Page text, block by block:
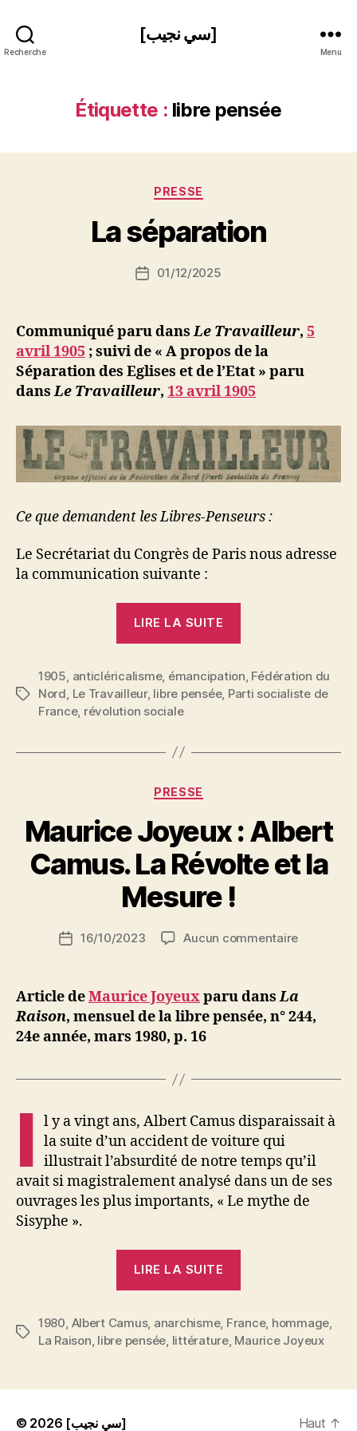
Recherche
[سي نجيب]
Menu
Étiquette : libre pensée
Catégories
PRESSE
La séparation
Auteur
de
S
N
ji
Date01/12/2025
Communiqué paru dansLe Travailleur, 5
avril 1905 ; suivi de « A propos de la
Séparation des Eglises et de l’Etat » paru
dansLe Travailleur, 13 avril 1905
Ce que demandent les Libres-Penseurs :
Le Secrétariat du Congrès de Paris nous adresse
la communication suivante :
LIRE LA SUITE
Étiquettes
1905 anticléricalisme, émancipation Fédération du
Nord Le Travailleur, libre pensée, Parti socialiste de
France, révolution sociale
Catégories
PRESSE
Maurice Joyeux : Albert
Camus. La Révolte et la
Mesure !
a
S
N
ji
b
Date16/10/2023 Aucun commentairesur
:
Albert
Camus.
et
Mesure
!
Article deMaurice Joyeuxparu dansLa
Raison, mensuel de la libre pensée, n° 244,
24e année, mars 1980, p. 16
I l y a vingt ans, Albert Camus disparaissait à
la suite d’un accident de voiture qui
illustrait l’absurdité de notre temps qu’il
avait si magistralement analysé dans un de ses
ouvrages les plus importants, « Le mythe de
Sisyphe ».
LIRE LA SUITE
Albert
Camus.
Révolte
Étiquettes
1980 Albert Camus, anarchisme, France, hommage
La Raison libre pensée littérature, Maurice Joyeux
© 2026 [سي نجيب] Haut ↑